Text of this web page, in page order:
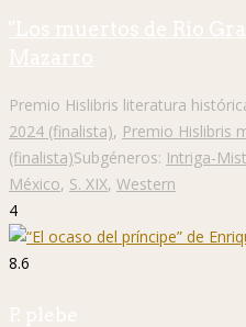
"Los muertos de Río
Mazarro
Premio Hislibris literatura
2024 (finalista), Premio Hislibris
(finalista)Subgéneros: Intriga-
México, S. XIX, Western
4
8.6
P. plebe